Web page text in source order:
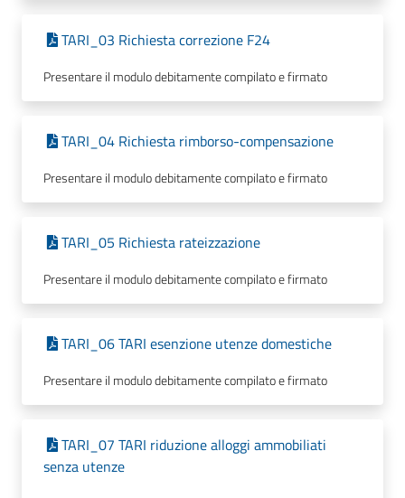
TARI_03 Richiesta correzione F24
Presentare il modulo debitamente compilato e firmato
TARI_04 Richiesta rimborso-compensazione
Presentare il modulo debitamente compilato e firmato
TARI_05 Richiesta rateizzazione
Presentare il modulo debitamente compilato e firmato
TARI_06 TARI esenzione utenze domestiche
Presentare il modulo debitamente compilato e firmato
TARI_07 TARI riduzione alloggi ammobiliati
senza utenze